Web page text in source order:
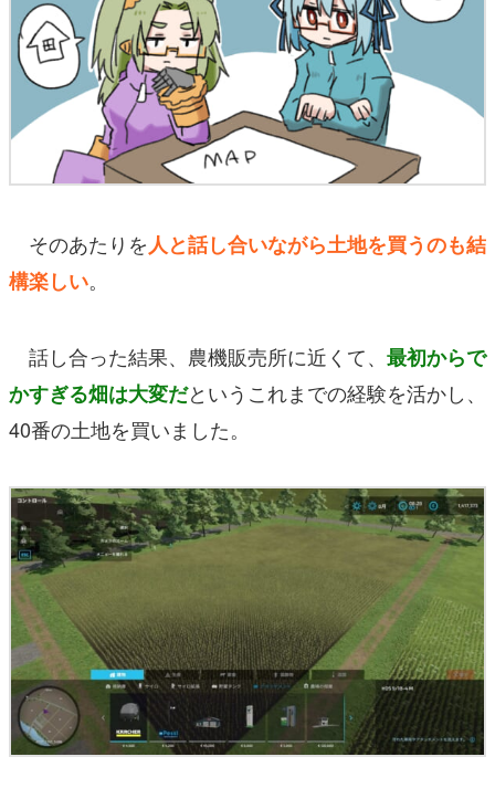
そのあたりを人と話し合いながら土地を買うのも結
構楽しい。
話し合った結果、農機販売所に近くて、 最初からで
かすぎる畑は大変だというこれまでの経験を活かし、
40番の土地を買いました。